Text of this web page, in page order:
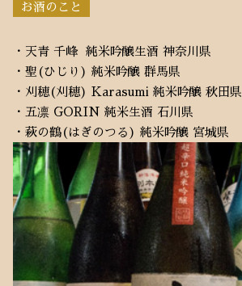
お酒のこと
・天青 千峰 純米吟醸生酒 神奈川県
・聖(ひじり) 純米吟醸 群馬県
・刈穂(刈穂) Karasumi 純米吟醸 秋田県
・五凛 GORIN 純米生酒 石川県
・萩の鶴(はぎのつる) 純米吟醸 宮城県